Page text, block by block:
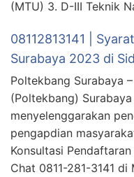
(MTU) 3. D-III Teknik
08112813141 |
Surabaya 2023 di
Poltekbang Surabaya
(Poltekbang)
menyelenggarakan
pengapdian
Konsultasi
Chat 0811-281-3141